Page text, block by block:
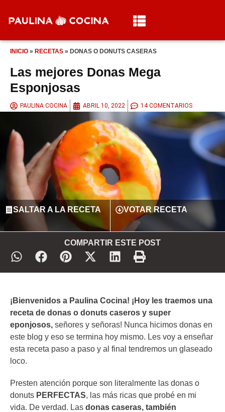
INICIO » RECETAS » DONAS O DONUTS CASERAS
Las mejores Donas Mega
Esponjosas
PAULINA COCINA ABRIL 10, 2022 14 COMENTARIOS
SALTAR A LA RECETA VOTAR RECETA
COMPARTIR ESTE POST
¡Bienvenidos a Paulina Cocina! ¡Hoy les traemos una
receta de donas o donuts caseros y super
eponjosos, señores y señoras! Nunca hicimos donas en
este blog y eso se termina hoy mismo. Les voy a enseñar
esta receta paso a paso y al final tendremos un glaseado
loco.
Presten atención porque son literalmente las donas o
donuts PERFECTAS, las más ricas que probé en mi
vida. De verdad. Las donas caseras, también